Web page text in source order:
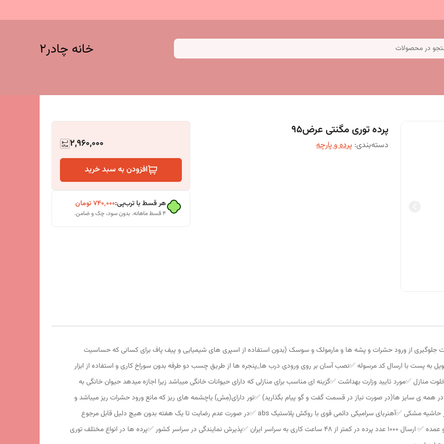
در محصولات خانه چادر۲
پرده توری مگنتی عرض95
دسته‌بندی:پرده و پارچه 2,960,000
افزودن به سبد خرید
هر قسط با ترب‌پی:۷۴۰٬۰۰۰تومان
۴ قسط ماهانه. بدون سود، چک و ضامن.
جلوگیری از ورود حشرات و پشه ها و مارمولک و سوسک (بدون استفاده از اسپری های شیمیایی و پیف پاف برای کسانی که حساسیت
سازی پرده در کمتر از 8 ساعت و تحویل به پست با ارسال کد مرسوله ✅️نصب آسان بر روی ورودی درب ها_پنجره ها از طریق چسب دو طرفه بدون سوراخ کاری و استفاده از ابزار
منازل ✅️مورد تایید وزارت بهداشت ✅️گزینه ای مناسب برای منازلی که دارای حیوانات خانگی میباشد زیرا اجازه میدهد حیوان خانگی به
همه ی سایز ها(در صورت نیاز در قسمت گفت و گو پیام بگذارید) ✅️تور دارای(مِش) یاچشمه های ریز که مانع ورود حشرات ریز میباشد و
سهولت در تردد هوا ✅️رنگ خود توری طوسی میباشد با نوار حاشیه مشکی ✅️آهنربای سرامیکی دائمی قوی با روکش پلاستیک abs ✅️در صورت عدم رضایت تا یک هفته بدون هیچ دلیل قابل مرجوع
میباشد و کل مبلغ استرداد میشود ✅️فروش به صورت تک و عمده ✅️ ارسال 1000 عدد پرده در کمتر از 48 ساعت کاری به سراسر ایران ✅️پذیرش نمایندگی در سراسر کشور ✅️پرده ها در انواع مختلف توری